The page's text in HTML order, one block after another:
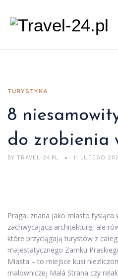
TURYSTYKA
8
do zrobienia
BY TRAVEL-24.PL 11 LUTEGO
Praga, znana jako miasto tysiąca
zachwycającą architekturę, ale
które przyciągają turystów z
majestatycznego Zamku
Miasta – to miejsce kusi
malowniczej Malá Strana czy